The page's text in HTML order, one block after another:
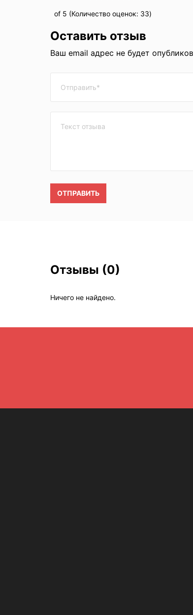
of 5 (Количество оценок: 33)
Оставить отзыв
Ваш email адрес не будет
ОТПРАВИТЬ
Отзывы (0)
Ничего не найдено.